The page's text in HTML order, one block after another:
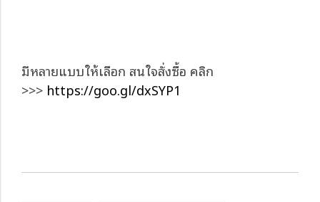
มีหลายแบบให้เลือก สนใจสั่งซื้อ คลิก
>>> https://goo.gl/dxSYP1